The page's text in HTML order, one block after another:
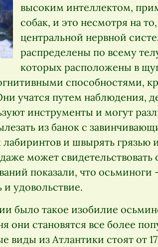
высоким интеллектом,
собак, и это несмотря на
центральной нервной
распределены по всему
которых расположены в
способностями,
учатся путем наблюдения,
инструменты и могут
из банок с
и швырять грязью
может
показали, что
удовольствие.
было такое изобилие
они становятся все более
из Атлантики стоят от 17